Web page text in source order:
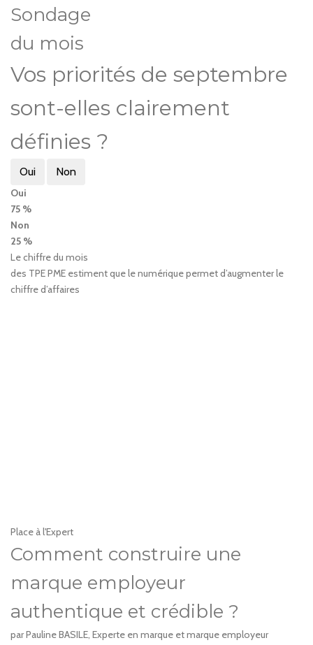
Sondage
du mois
Vos priorités de septembre
sont-elles clairement
définies ?
Oui Non
Oui
75 %
Non
25 %
Le chiffre du mois
des TPE PME estiment que le numérique permet d’augmenter le
chiffre d’affaires
Place à l'Expert
Comment construire une
marque employeur
authentique et crédible ?
par Pauline BASILE, Experte en marque et marque employeur